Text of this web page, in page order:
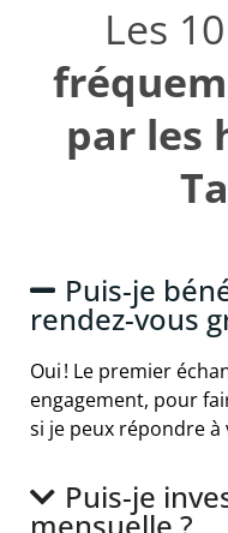
Les 10
par les
Puis-je
rendez-vous
Oui ! Le premier
engagement, pour
si je peux répondre à
Puis-je